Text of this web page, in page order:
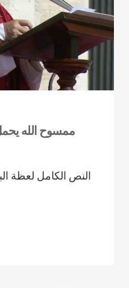
ممسوح الله
النص الكامل لعظة